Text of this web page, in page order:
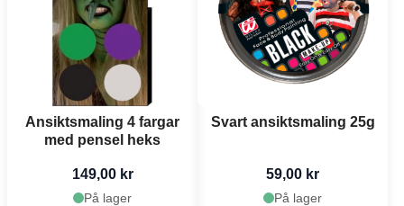
Ansiktsmaling 4 fargar
med pensel heks
149,00 kr
På lager
Svart ansiktsmaling 25g
59,00 kr
På lager